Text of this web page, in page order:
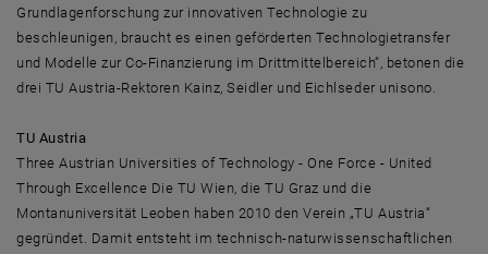
Grundlagenforschung zur innovativen Technologie zu
beschleunigen, braucht es einen geförderten Technologietransfer
und Modelle zur Co-Finanzierung im Drittmittelbereich“, betonen die
drei TU Austria-Rektoren Kainz, Seidler und Eichlseder unisono.
TU Austria
Three Austrian Universities of Technology - One Force - United
Through Excellence Die TU Wien, die TU Graz und die
Montanuniversität Leoben haben 2010 den Verein „TU Austria“
gegründet. Damit entsteht im technisch-naturwissenschaftlichen